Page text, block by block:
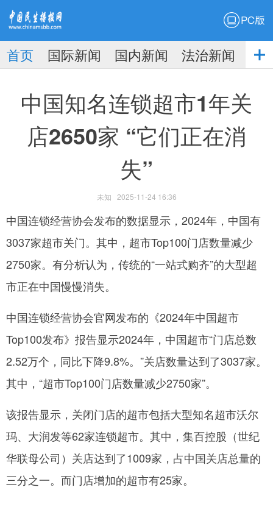
播
网
首页 国际新闻 国内新闻 法治新闻
社
中国知名连锁超市1年关
店2650家 “它们正在消
失”
未知 2025-11-24 16:36
中国连锁经营协会发布的数据显示，2024年，中国有
3037家超市关门。其中，超市Top100门店数量减少
2750家。有分析认为，传统的“一站式购齐”的大型超
市正在中国慢慢消失。
中国连锁经营协会官网发布的《2024年中国超市
Top100发布》报告显示2024年，中国超市“门店总数
2.52万个，同比下降9.8%。”关店数量达到了3037家。
其中，“超市Top100门店数量减少2750家”。
该报告显示，关闭门店的超市包括大型知名超市沃尔
玛、大润发等62家连锁超市。其中，集百控股（世纪
华联母公司）关店达到了1009家，占中国关店总量的
三分之一。而门店增加的超市有25家。